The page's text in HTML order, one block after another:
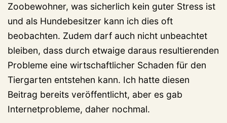
Zoobewohner, was sicherlich kein guter Stress ist
und als Hundebesitzer kann ich dies oft
beobachten. Zudem darf auch nicht unbeachtet
bleiben, dass durch etwaige daraus resultierenden
Probleme eine wirtschaftlicher Schaden für den
Tiergarten entstehen kann. Ich hatte diesen
Beitrag bereits veröffentlicht, aber es gab
Internetprobleme, daher nochmal.